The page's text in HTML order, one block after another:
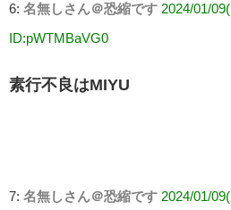
6: 名無しさん＠恐縮です 2024/01/
ID:pWTMBaVG0
素行不良はMIYU
7: 名無しさん＠恐縮です 2024/01/